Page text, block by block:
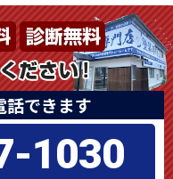
話できます
1030